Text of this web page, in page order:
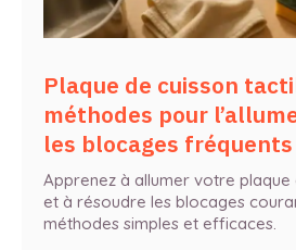
Plaque de cuisson
méthodes pour
les blocages fréquents
Apprenez à allumer votre plaque
et à résoudre les blocages
méthodes simples et efficaces.